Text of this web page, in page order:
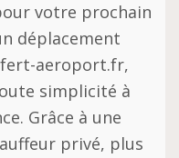
votre prochain
déplacement
aeroport.fr,
simplicité à
Grâce à une
privé, plus